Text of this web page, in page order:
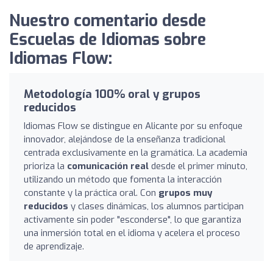
Nuestro comentario desde
Escuelas de Idiomas sobre
Idiomas Flow:
Metodología 100% oral y grupos
reducidos
Idiomas Flow se distingue en Alicante por su enfoque
innovador, alejándose de la enseñanza tradicional
centrada exclusivamente en la gramática. La academia
prioriza la comunicación real desde el primer minuto,
utilizando un método que fomenta la interacción
constante y la práctica oral. Con grupos muy
reducidos y clases dinámicas, los alumnos participan
activamente sin poder "esconderse", lo que garantiza
una inmersión total en el idioma y acelera el proceso
de aprendizaje.